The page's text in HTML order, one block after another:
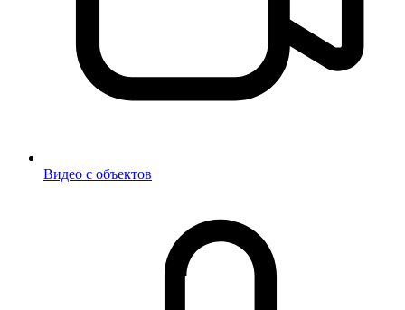
Видео с объектов